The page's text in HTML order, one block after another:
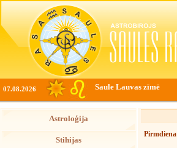
07.08.2026 Saule Lauvas zīmē
Astroloģija
Stihijas
Pirmdiena